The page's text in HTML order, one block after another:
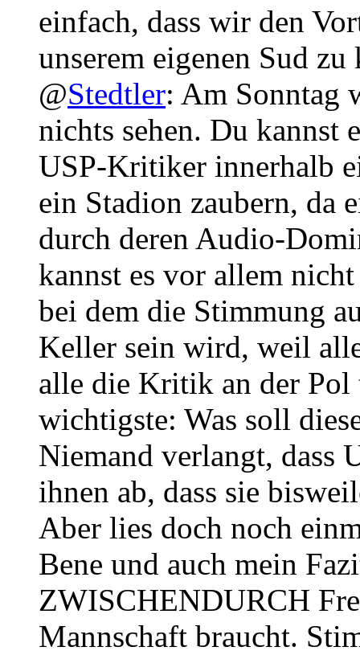
einfach, dass wir den
unserem eigenen Sud
@Stedtler: Am Sonntag
nichts sehen. Du kannst
USP-Kritiker innerhalb
ein Stadion zaubern, da
durch deren Audio-
kannst es vor allem
bei dem die Stimmung
Keller sein wird, weil
alle die Kritik an der Pol
wichtigste: Was soll
Niemand verlangt, dass
ihnen ab, dass sie
Aber lies doch noch
Bene und auch mein
ZWISCHENDURCH
Mannschaft braucht.